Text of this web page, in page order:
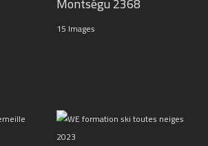
15 Images